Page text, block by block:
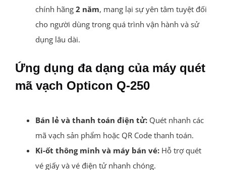
chính hãng 2 năm, mang lại sự yên tâm tuyệt đối
cho người dùng trong quá trình vận hành và sử
dụng lâu dài.
Ứng dụng đa dạng của máy quét
mã vạch Opticon Q-250
Bán lẻ và thanh toán điện tử:Quét nhanh các
mã vạch sản phẩm hoặc QR Code thanh toán.
Ki-ốt thông minh và máy bán vé:Hỗ trợ quét
vé giấy và vé điện tử nhanh chóng.